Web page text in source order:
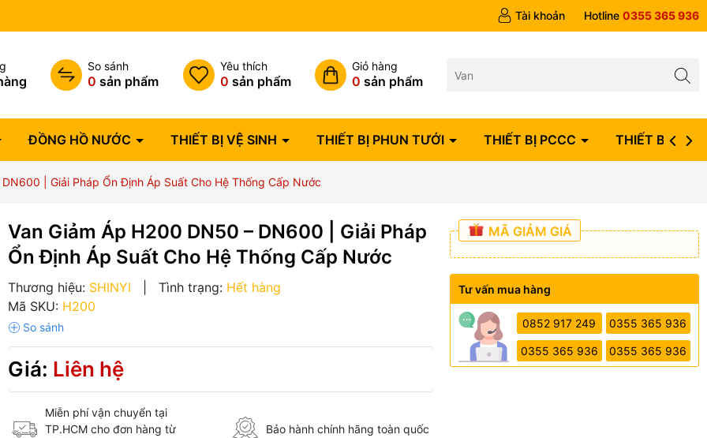
Tài khoản Hotline 0355 365 936
So sánh
0 sản phẩm
Yêu thích
0 sản phẩm
Giỏ hàng
0 sản phẩm
ĐỒNG HỒ NƯỚC THIẾT BỊ VỆ SINH THIẾT BỊ PHUN TƯỚI THIẾT BỊ PCCC THIẾT BỊ ĐIỆN
| Giải Pháp Ổn Định Áp Suất Cho Hệ Thống Cấp Nước
Van Giảm Áp H200 DN50 – DN600 | Giải Pháp
Ổn Định Áp Suất Cho Hệ Thống Cấp Nước
Thương hiệu: SHINYI Tình trạng: Hết hàng
Mã SKU: H200
Giá: Liên hệ
Miễn phí vận chuyển tại
TP.HCM cho đơn hàng từ
Bảo hành chính hãng toàn quốc
MÃ GIẢM GIÁ
Tư vấn mua hàng
0852 917 249 0355 365 936
0355 365 936 0355 365 936